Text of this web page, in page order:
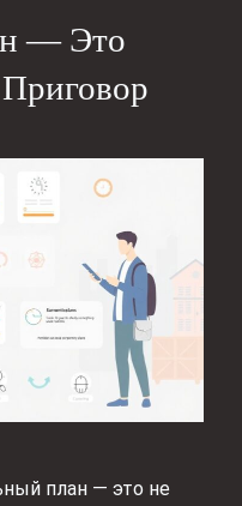
— Это
план — это не